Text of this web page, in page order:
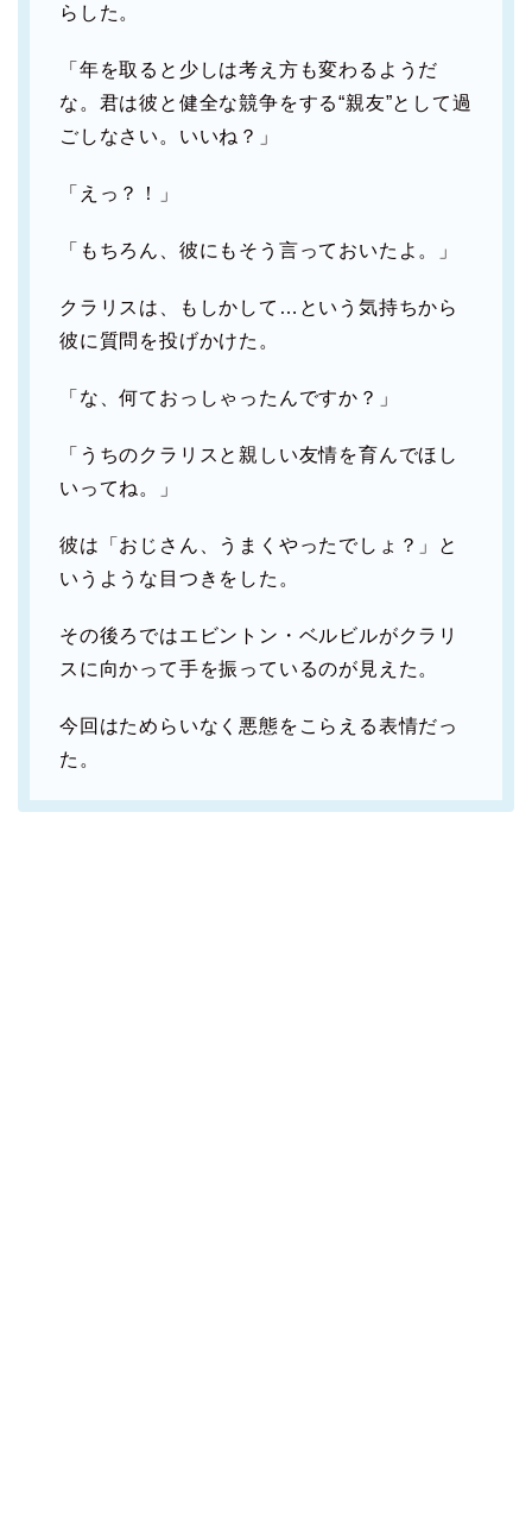
らした。
「年を取ると少しは考え方も変わるようだ
な。君は彼と健全な競争をする“親友”として過
ごしなさい。いいね？」
「えっ？！」
「もちろん、彼にもそう言っておいたよ。」
クラリスは、もしかして…という気持ちから
彼に質問を投げかけた。
「な、何ておっしゃったんですか？」
「うちのクラリスと親しい友情を育んでほし
いってね。」
彼は「おじさん、うまくやったでしょ？」と
いうような目つきをした。
その後ろではエビントン・ベルビルがクラリ
スに向かって手を振っているのが見えた。
今回はためらいなく悪態をこらえる表情だっ
た。